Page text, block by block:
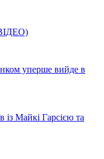
уперше вийде в
із Майкі Гарсією та